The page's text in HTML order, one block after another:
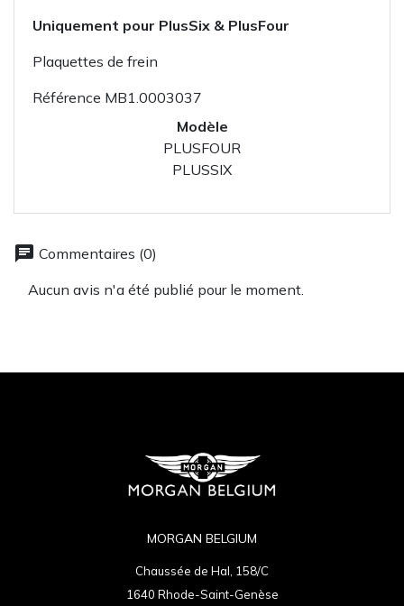
Uniquement pour PlusSix & PlusFour
Plaquettes de frein
Référence MB1.0003037
Modèle
PLUSFOUR
PLUSSIX
chat Commentaires (0)
Aucun avis n'a été publié pour le moment.
MORGAN BELGIUM
Chaussée de Hal, 158/C
1640 Rhode-Saint-Genèse